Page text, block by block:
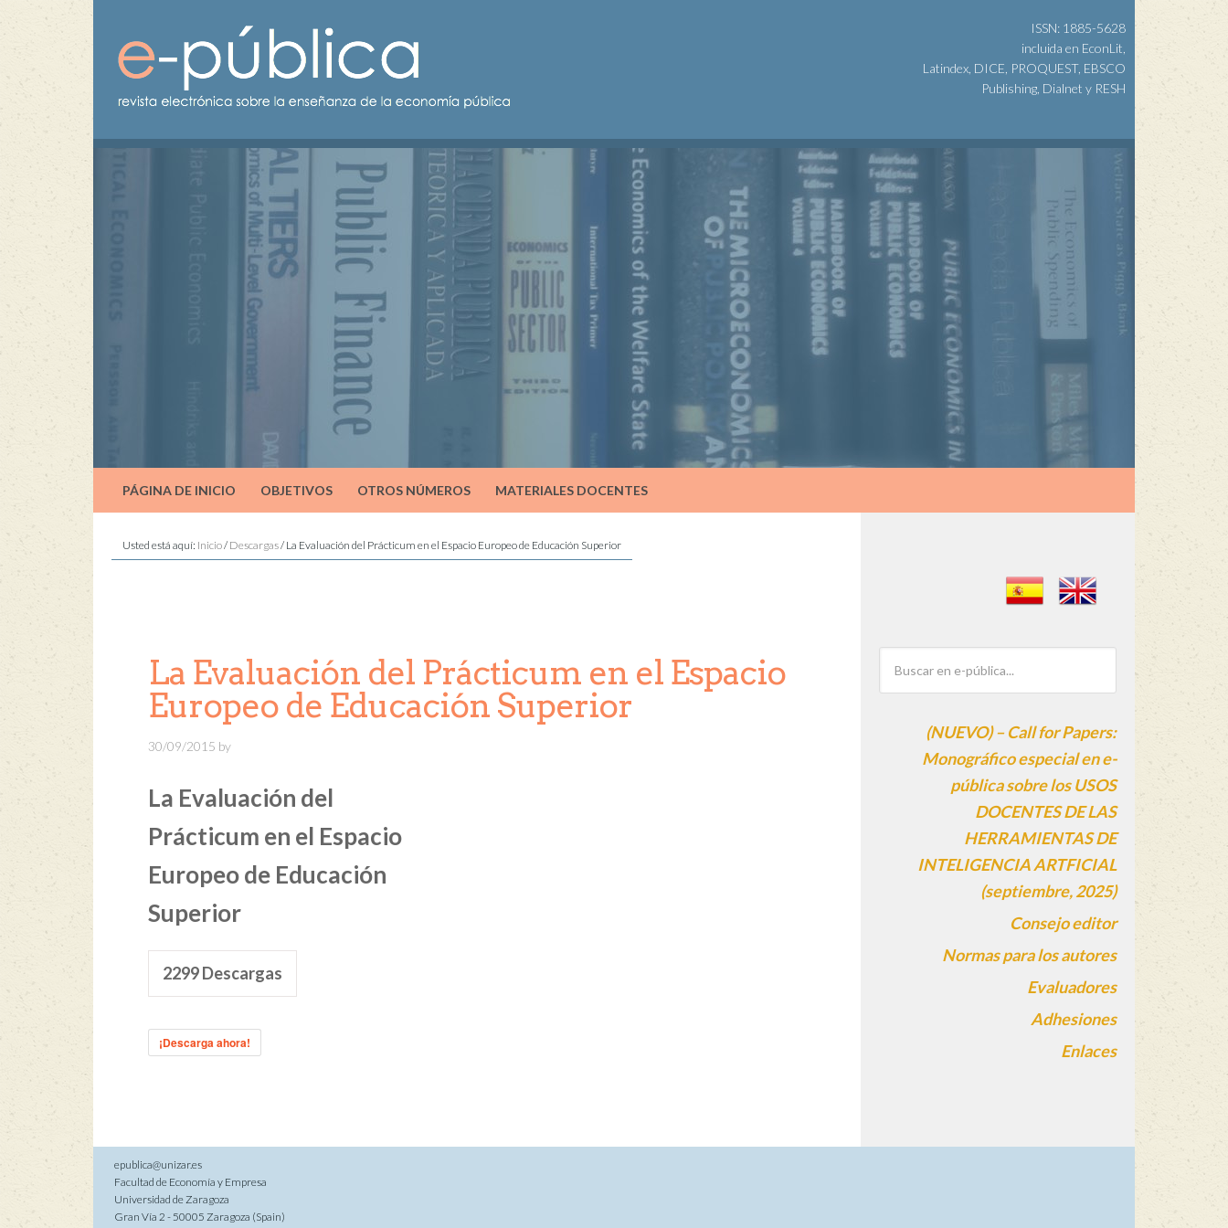
ISSN: 1885-5628
incluida en EconLit,
Latindex, DICE, PROQUEST, EBSCO
Publishing, Dialnet y RESH
PÁGINA DE INICIO OBJETIVOS OTROS NÚMEROS MATERIALES DOCENTES
Usted está aquí: Inicio/ Descargas/ La Evaluación del Prácticum en el Espacio Europeo de Educación Superior
La Evaluación del Prácticum en el Espacio
Europeo de Educación Superior
30/09/2015 by
La Evaluación del
Prácticum en el Espacio
Europeo de Educación
Superior
2299Descargas
¡Descarga ahora!
(NUEVO) – Call for Papers:
Monográfico especial en e-
pública sobre los USOS
DOCENTES DE LAS
HERRAMIENTAS DE
INTELIGENCIA ARTFICIAL
(septiembre, 2025)
Consejo editor
Normas para los autores
Evaluadores
Adhesiones
Enlaces
epublica@unizar.es
Facultad de Economía y Empresa
Universidad de Zaragoza
Gran Vía 2 - 50005 Zaragoza (Spain)